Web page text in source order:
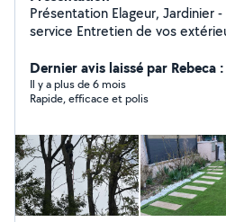
Présentation Elageur, Jardinier -
service Entretien de vos
mes services pour prendre soin
de vos extérieurs. J'interviens
ponctuel, en m'adaptant à vos
le souci du détail et du travail
Paris intra-muros et toute la
Disponible 7j/7, du lundi au
simple demande Réponse
Dernier avis laissé par Rebeca
Il y a plus de 6 mois
Rapide, efficace et polis